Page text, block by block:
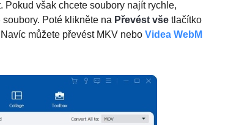
Pokud však chcete soubory najít rychle,
Poté klikněte na Převést vše tlačítko
můžete převést MKV nebo Videa WebM